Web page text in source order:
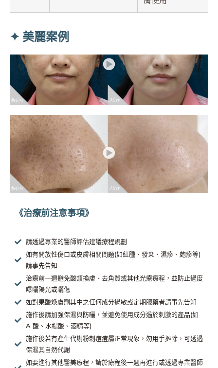
✦ 美麗案例
《治療前注意事項》
請透過專業的醫師評估建議療程規劃
如有開放性傷口或皮膚相關問題(如紅腫、發炎、濕疹、皰疹等)
請事先告知
治療前一週避免酸類換膚、去角質或其他光療療程，並防止過度
曝曬陽光或曬傷
如對果酸煥膚劑其中之任何成分過敏或定期服藥者請事先告知
施作後請加強保濕與防曬，並避免使用成分過於刺激的產品(如
A 酸、水楊酸、酒精等)
施作後若有產生代謝粉刺痘痘屬正常現象，勿用手摳除，可透過
保濕其自然代謝
如要進行其他醫美療程，請於療程後一週再進行或透過專業醫師